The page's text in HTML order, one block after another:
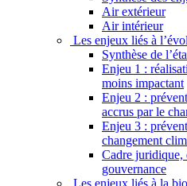
Air extérieur
Air intérieur
Les enjeux liés à
Synthèse de
Enjeu 1 :
moins impactant
Enjeu 2 :
accrus par le
Enjeu 3 :
changement
Cadre juridique,
gouvernance
Les enjeux liés à la